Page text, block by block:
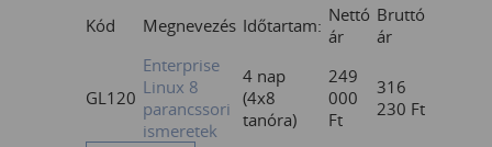
Kód
Megnevezés Időtartam: Nettó
ár
Bruttó
ár
GL120
Enterprise
Linux 8
parancssori
ismeretek
4 nap
(4x8
tanóra)
249
000
Ft
316
230 Ft